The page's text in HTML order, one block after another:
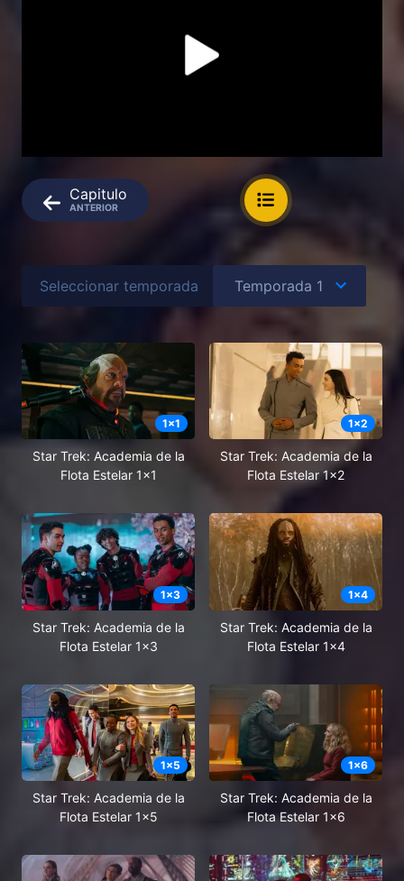
Capitulo
ANTERIOR
Seleccionar temporada
1x1
Star Trek: Academia de la
Flota Estelar 1x1
1x2
Star Trek: Academia de la
Flota Estelar 1x2
1x3
Star Trek: Academia de la
Flota Estelar 1x3
1x4
Star Trek: Academia de la
Flota Estelar 1x4
1x5
Star Trek: Academia de la
Flota Estelar 1x5
1x6
Star Trek: Academia de la
Flota Estelar 1x6